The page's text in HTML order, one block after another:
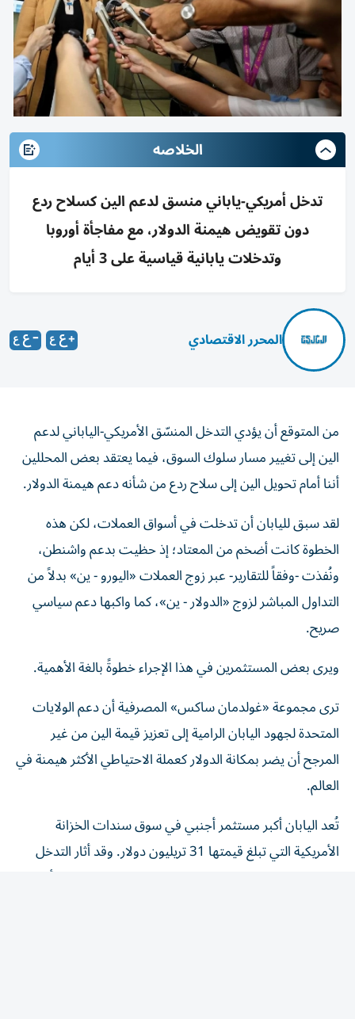
الخلاصه
تدخل أمريكي-ياباني منسق لدعم الين كسلاح ردع
دون تقويض هيمنة الدولار، مع مفاجأة أوروبا
وتدخلات يابانية قياسية على 3 أيام
المحرر الاقتصادي
من المتوقع أن يؤدي التدخل المنسّق الأمريكي-الياباني لدعم
الين إلى تغيير مسار سلوك السوق، فيما يعتقد بعض المحللين
أننا أمام تحويل الين إلى سلاح ردع من شأنه دعم هيمنة الدولار.
لقد سبق لليابان أن تدخلت في أسواق العملات، لكن هذه
الخطوة كانت أضخم من المعتاد؛ إذ حظيت بدعم واشنطن،
ونُفذت -وفقاً للتقارير- عبر زوج العملات «اليورو - ين» بدلاً من
التداول المباشر لزوج «الدولار - ين»، كما واكبها دعم سياسي
صريح.
ويرى بعض المستثمرين في هذا الإجراء خطوةً بالغة الأهمية.
ترى مجموعة «غولدمان ساكس» المصرفية أن دعم الولايات
المتحدة لجهود اليابان الرامية إلى تعزيز قيمة الين من غير
المرجح أن يضر بمكانة الدولار كعملة الاحتياطي الأكثر هيمنة في
العالم.
تُعد اليابان أكبر مستثمر أجنبي في سوق سندات الخزانة
الأمريكية التي تبلغ قيمتها 31 تريليون دولار. وقد أثار التدخل
المشترك في سوق العملات الشهر الماضي مخاوف من أن